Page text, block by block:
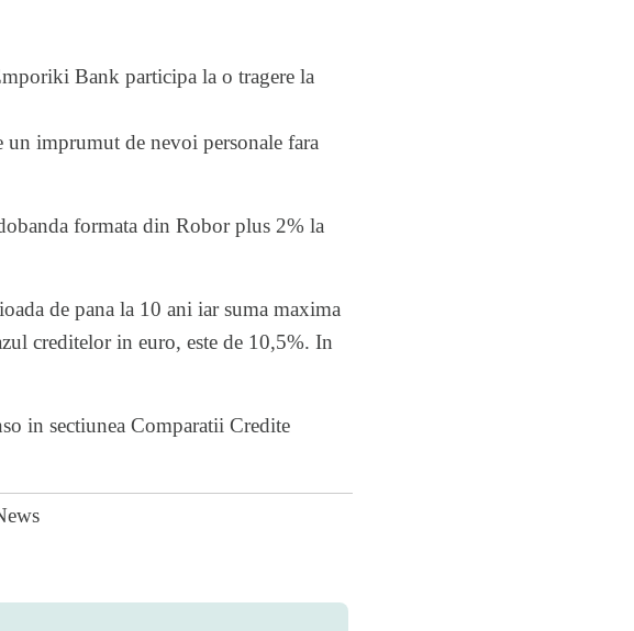
Bank participa la o tragere la
un imprumut de nevoi personale fara
formata din Robor plus 2% la
de pana la 10 ani iar suma maxima
creditelor in euro, este de 10,5%. In
in sectiunea Comparatii Credite